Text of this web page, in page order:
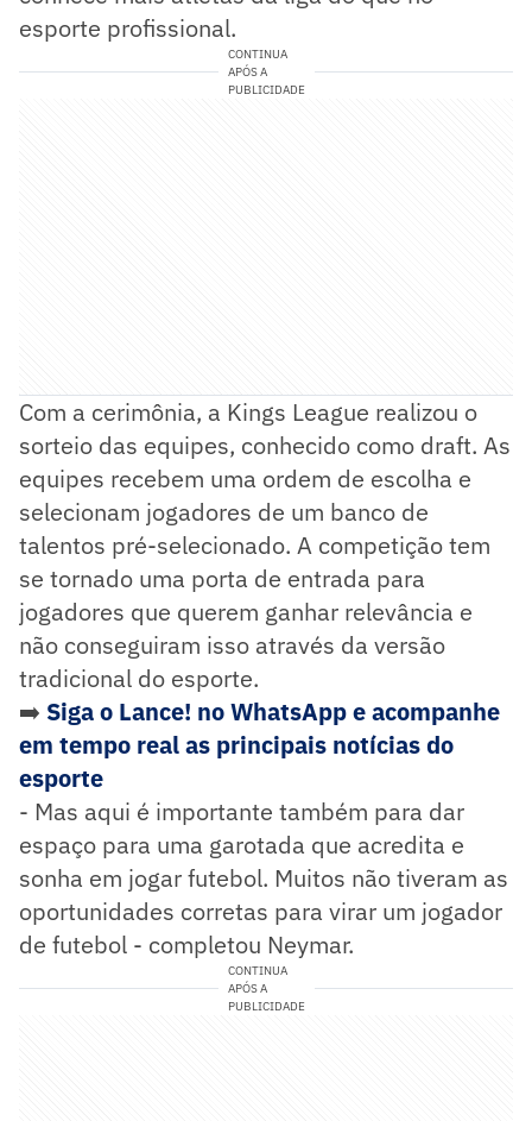
esporte profissional.
CONTINUA
APÓS A
PUBLICIDADE
Com a cerimônia, a Kings League realizou o
sorteio das equipes, conhecido como draft. As
equipes recebem uma ordem de escolha e
selecionam jogadores de um banco de
talentos pré-selecionado. A competição tem
se tornado uma porta de entrada para
jogadores que querem ganhar relevância e
não conseguiram isso através da versão
tradicional do esporte.
➡️ Siga o Lance! no WhatsApp e acompanhe
em tempo real as principais notícias do
esporte
- Mas aqui é importante também para dar
espaço para uma garotada que acredita e
sonha em jogar futebol. Muitos não tiveram as
oportunidades corretas para virar um jogador
de futebol - completou Neymar.
CONTINUA
APÓS A
PUBLICIDADE